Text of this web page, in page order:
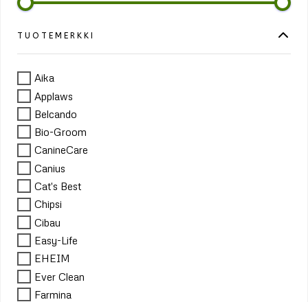
TUOTEMERKKI
Aika
Applaws
Belcando
Bio-Groom
CanineCare
Canius
Cat's Best
Chipsi
Cibau
Easy-Life
EHEIM
Ever Clean
Farmina